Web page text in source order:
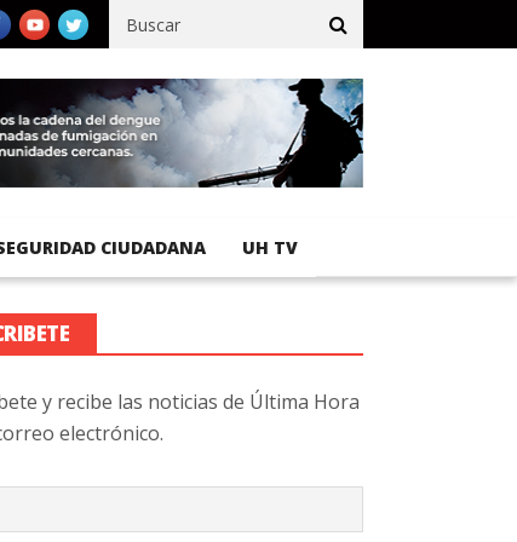
avance en obras de terracería Aeropuerto
CIUDADANA UH TV
y recibe las noticias de Última Hora
electrónico.